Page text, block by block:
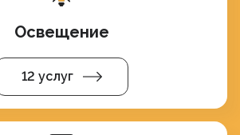
Освещение
12 услуг